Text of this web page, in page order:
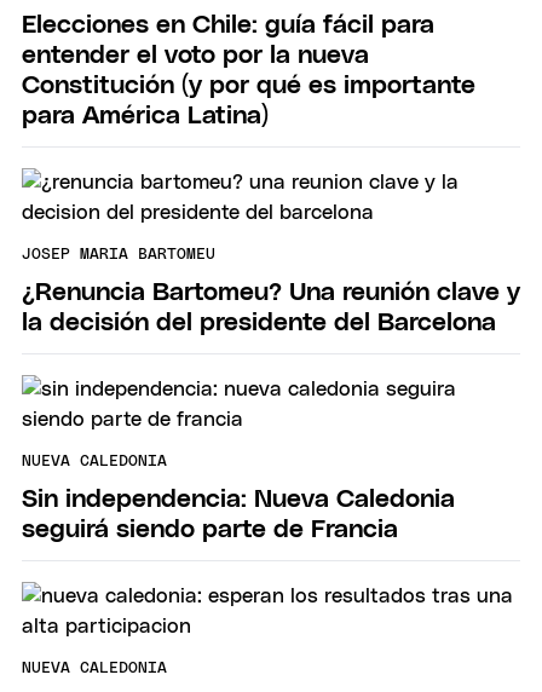
Elecciones en Chile: guía fácil para
entender el voto por la nueva
Constitución (y por qué es importante
para América Latina)
JOSEP MARIA BARTOMEU
¿Renuncia Bartomeu? Una reunión clave y
la decisión del presidente del Barcelona
NUEVA CALEDONIA
Sin independencia: Nueva Caledonia
seguirá siendo parte de Francia
NUEVA CALEDONIA